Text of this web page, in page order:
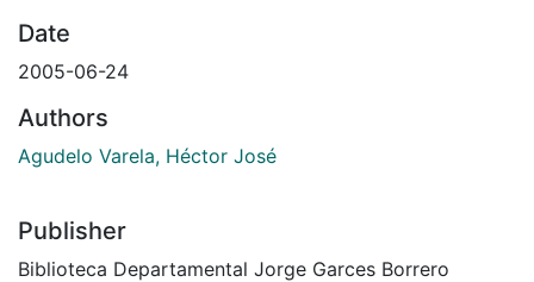
Date
2005-06-24
Authors
Agudelo Varela, Héctor José
Publisher
Biblioteca Departamental Jorge Garces Borrero